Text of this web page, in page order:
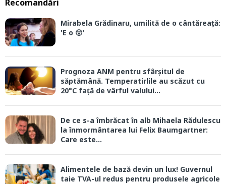
Recomandări
Mirabela Grădinaru, umilită de o cântăreață:
'E o 😲'
Prognoza ANM pentru sfârșitul de
săptămână. Temperatirlile au scăzut cu
20°C față de vârful valului...
De ce s-a îmbrăcat în alb Mihaela Rădulescu
la înmormântarea lui Felix Baumgartner:
Care este...
Alimentele de bază devin un lux! Guvernul
taie TVA-ul redus pentru produsele agricole